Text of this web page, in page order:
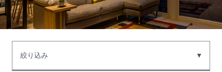
絞り込み